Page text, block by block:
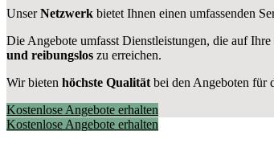
UnserNetzwerk bietet Ihnen einen umfassenden
Die Angebote umfasst Dienstleistungen, die auf
und reibungslos zu erreichen.
Wir bieten höchste Qualitätbei den Angeboten für
Kostenlose Angebote erhalten
Kostenlose Angebote erhalten